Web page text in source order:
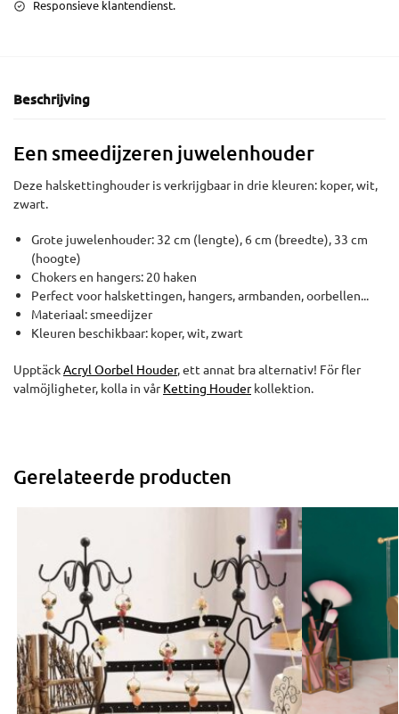
Responsieve klantendienst.
Beschrijving
Een smeedijzeren juwelenhouder
Deze halskettinghouder is verkrijgbaar in drie kleuren: koper, wit,
zwart.
Grote juwelenhouder: 32 cm (lengte), 6 cm (breedte), 33 cm
(hoogte)
Chokers en hangers: 20 haken
Perfect voor halskettingen, hangers, armbanden, oorbellen...
Materiaal: smeedijzer
Kleuren beschikbaar: koper, wit, zwart
UpptäckAcryl Oorbel Houder, ett annat bra alternativ! För fler
valmöjligheter, kolla in vårKetting Houderkollektion.
Gerelateerde producten